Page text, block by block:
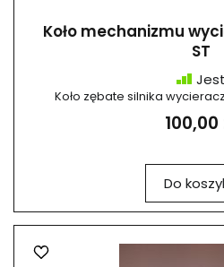
Koło mechanizmu
ST
Jest
Koło zębate silnika
100,00
Do